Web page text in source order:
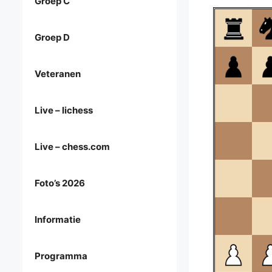
Groep D
Veteranen
Live – lichess
Live – chess.com
Foto’s 2026
Informatie
Programma